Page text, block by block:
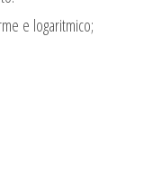
e logaritmico;